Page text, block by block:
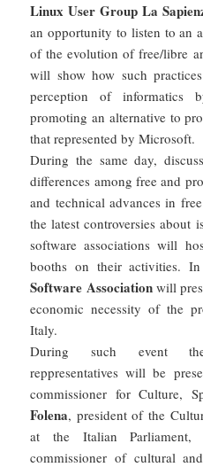
Linux User Group La
an opportunity to listen to an
of the evolution of free/libre
will show how such
perception of informatics
promoting an alternative to
that represented by Microsoft.
During the same day,
differences among free and
and technical advances in
the latest controversies about
software associations will
booths on their activities.
Software Associationwill
economic necessity of the
Italy.
During such event
reppresentatives will be
commissioner for Culture,
Folena, president of the
at the Italian
commissioner of cultural